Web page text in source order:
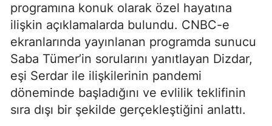
programına konuk olarak özel hayatına
ilişkin açıklamalarda bulundu. CNBC-e
ekranlarında yayınlanan programda sunucu
Saba Tümer’in sorularını yanıtlayan Dizdar,
eşi Serdar ile ilişkilerinin pandemi
döneminde başladığını ve evlilik teklifinin
sıra dışı bir şekilde gerçekleştiğini anlattı.